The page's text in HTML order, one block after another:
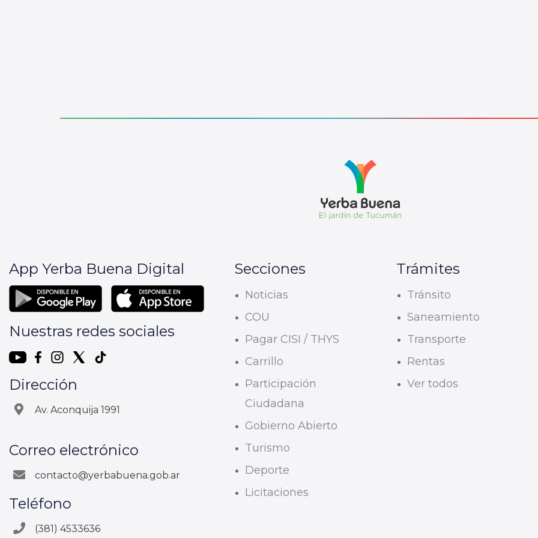
App Yerba Buena Digital
Nuestras redes sociales
Dirección
Av. Aconquija 1991
Correo electrónico
contacto@yerbabuena.gob.ar
Teléfono
(381) 4533636
Secciones
Noticias
COU
Pagar CISI / THYS
Carrillo
Participación
Ciudadana
Gobierno Abierto
Turismo
Deporte
Licitaciones
Trámites
Tránsito
Saneamiento
Transporte
Rentas
Ver todos